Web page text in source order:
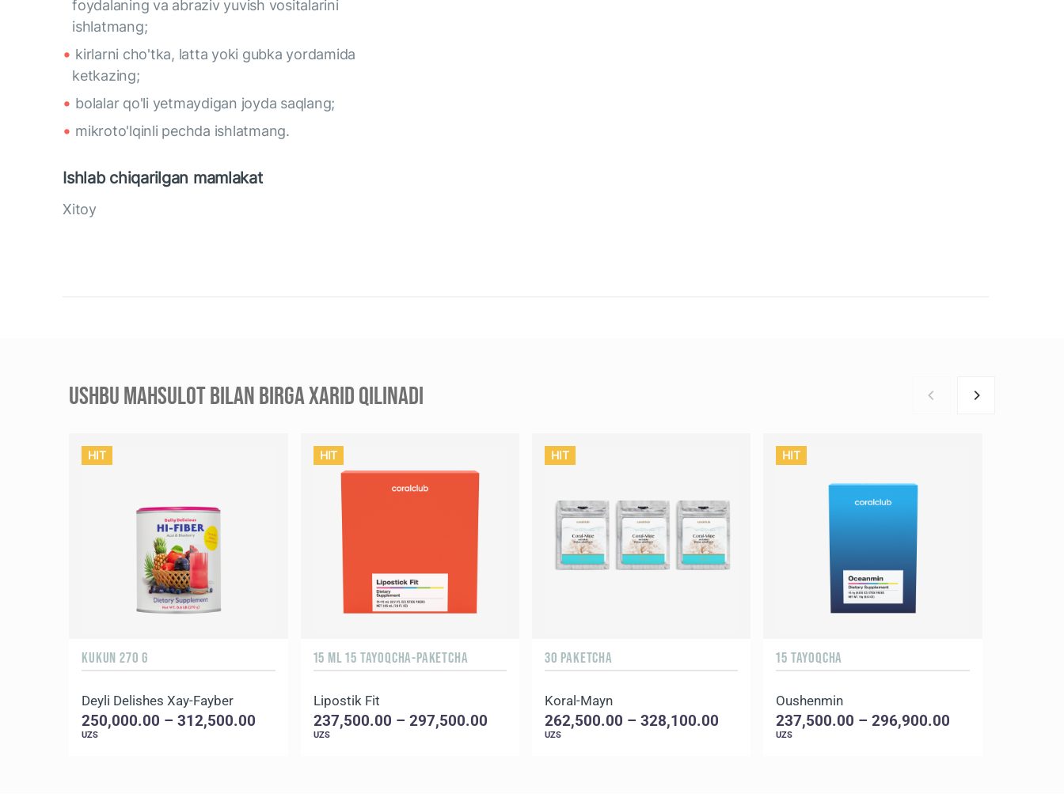
foydalaning va abraziv yuvish vositalarini
ishlatmang;
kirlarni cho'tka, latta yoki gubka yordamida
ketkazing;
bolalar qo'li yetmaydigan joyda saqlang;
mikroto'lqinli pechda ishlatmang.
Ishlab chiqarilgan mamlakat
Xitoy
USHBU MAHSULOT BILAN BIRGA XARID QILINADI
HIT
KUKUN 270 G
Deyli Delishes Xay-Fayber
250,000.00 – 312,500.00
UZS
HIT
15 ML 15 TAYOQCHA-PAKETCHA
Lipostik Fit
237,500.00 – 297,500.00
UZS
HIT
30 PAKETCHA
Koral-Mayn
262,500.00 – 328,100.00
UZS
HIT
15 TAYOQCHA
Oushenmin
237,500.00 – 296,900.00
UZS